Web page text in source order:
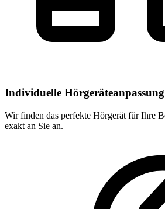
Individuelle Hörgeräteanpassung
Wir finden das perfekte Hörgerät für Ihre
exakt an Sie an.